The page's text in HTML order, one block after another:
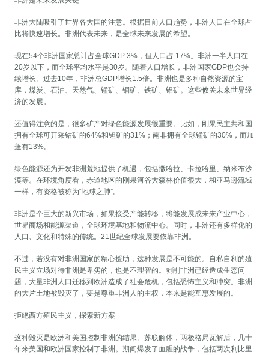
非洲大陆吸引了世界各大国的注意。根据目前人口趋势，非洲人口在全球占
比将快速增长。非洲代表未来，是全球未来发展的希望。
现在54个非洲国家总计占全球GDP 3%，但人口占 17%。非洲一半人口在
20岁以下，而全球平均水平是30岁。随着人口增长，非洲国家GDP也会持
续增长。过去10年，非洲总GDP增长1.5倍。非洲也是多种自然资源的宝
库，煤炭、石油、天然气、锰矿、铜矿、铁矿、铝矿。这些攸关未来世界经
济的发展。
还值得注意的是，很多矿产对绿色能源发展很重要。比如，刚果民主共和国
拥有全球可开采钴矿的64%和钽矿的31%；南非拥有全球锰矿的30%，而加
蓬有13%。
绿色能源还为开发非洲荒地提供了机遇，包括撒哈拉、卡拉哈里、纳米布沙
漠等。在环境角度看，赤道地区的刚果河谷大森林价值很大，和亚马逊流域
一样，有资格被称为“地球之肺”。
非洲是个巨大的新兴市场，如果接受产能转移，将能发展成未来产业中心，
世界商场和能源渠道，全球环境基地和物流中心。同时，非洲还有多样化的
人口、文化和特殊的传统。21世纪全球发展要依靠非洲。
不过，若没有对非洲国家的精心援助，这种发展是不可能的。自私自利的殖
民主义立场对待非洲是卑劣的，也是不理智的。剥削非洲已经造成生态问
题，大量非洲人口迁移到欧洲造成了社会危机，包括恐怖主义和冲突。非洲
的大片土地被毁灭了，要是尊重非洲人的主权，本来是能互惠发展的。
拒绝西方殖民主义，探索新方案
这种毁灭是欧洲和美国控制非洲的结果。苏联解体，两极格局瓦解后，几十
年来美国和欧洲国家控制了非洲。期间爆发了血腥的战争，包括两次利比里